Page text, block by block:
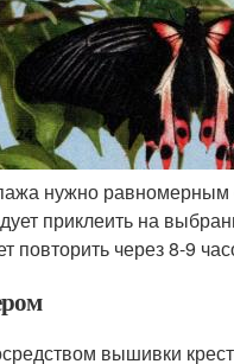
нужно
приклеить на
повторить через 8-9
вышивки